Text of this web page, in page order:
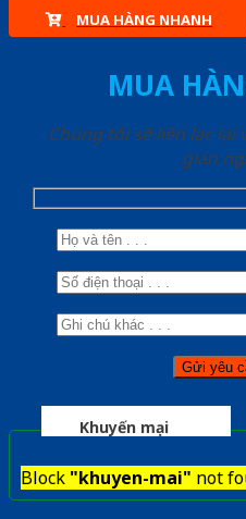
MUA HÀNG NHANH
MUA
Chúng tôi sẽ liên lạc
gian
Khuyến mại
Block "khuyen-mai" not